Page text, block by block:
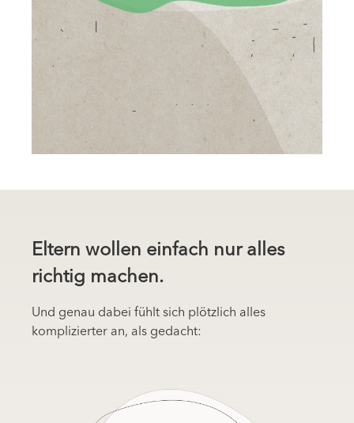
Eltern wollen einfach nur alles
richtig machen.
Und genau dabei fühlt sich plötzlich alles
komplizierter an, als gedacht: